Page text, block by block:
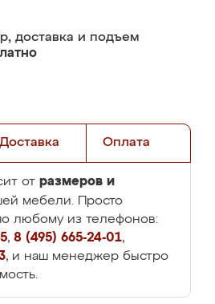
доставка и подъем
Доставка Оплата
от размеров и
мебели. Просто
любому из телефонов:
, 8 (495) 665-24-01,
, и наш менеджер быстро